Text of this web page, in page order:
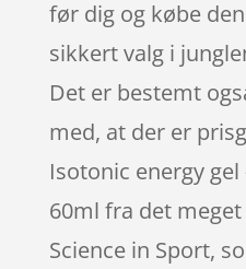
før dig og købe
sikkert valg i
Det er bestemt
med, at der er
Isotonic energy
60ml fra det
Science in Sport,